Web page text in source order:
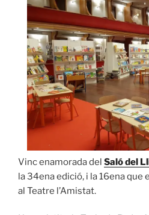
Vinc enamorada del Saló del
la 34ena edició, i la 16ena que
al Teatre l’Amistat.